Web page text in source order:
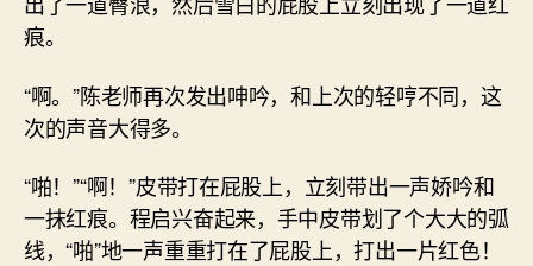
痕。
“啊。”陈老师再次发出呻吟，和上次的轻哼不同，这
次的声音大得多。
“啪！”“啊！”皮带打在屁股上，立刻带出一声娇吟和
一抹红痕。程启兴奋起来，手中皮带划了个大大的弧
线，“啪”地一声重重打在了屁股上，打出一片红色！